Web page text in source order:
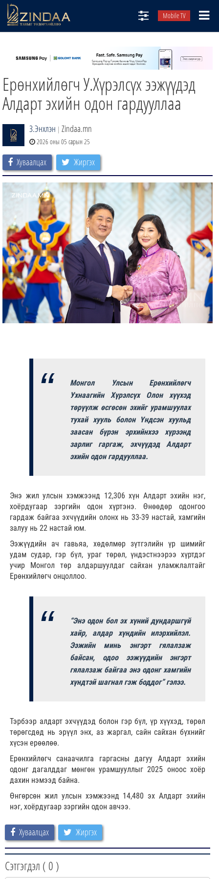
Mobile TV
ТВ8
ӨГЛӨӨНИЙ СОНИН
АУДИО ЗОХИОЛ
ЗИНДАА СЭТГҮҮЛ
Ерөнхийлөгч У.Хүрэлсүх ээжүүдэд
Алдарт эхийн одон гардууллаа
З.Энхлэн | Zindaa.mn
2026 оны 05 сарын 25
Хуваалцах Жиргэх
Монгол Улсын Ерөнхийлөгч
Ухнаагийн Хүрэлсүх Олон хүүхэд
төрүүлж өсгөсөн эхийг урамшуулах
тухай хууль болон Үндсэн хуульд
заасан бүрэн эрхийнхээ хүрээнд
зарлиг гаргаж, эхчүүдэд Алдарт
эхийн одон гардууллаа.
Энэ жил улсын хэмжээнд 12,306 хүн Алдарт эхийн нэг,
хоёрдугаар зэргийн одон хүртэнэ. Өнөөдөр одонгоо
гардаж байгаа эхчүүдийн олонх нь 33-39 настай, хамгийн
залуу нь 22 настай юм.
Ээжүүдийн ач гавьяа, хөдөлмөр зүтгэлийн үр шимийг
удам судар, гэр бүл, ураг төрөл, үндэстнээрээ хүртдэг
учир Монгол төр алдаршуулдаг сайхан уламжлалтайг
Ерөнхийлөгч онцоллоо.
“Энэ одон бол эх хүний дундаршгүй
хайр, алдар хүндийн илэрхийлэл.
Ээжийн минь энгэрт гялалзаж
байсан, одоо ээжүүдийн энгэрт
гялалзаж байгаа энэ одонг хамгийн
хүндтэй шагнал гэж боддог” гэлээ.
Тэрбээр алдарт эхчүүдэд болон гэр бүл, үр хүүхэд, төрөл
төрөгсдөд нь эрүүл энх, аз жаргал, сайн сайхан бүхнийг
хүсэн ерөөлөө.
Ерөнхийлөгч санаачилга гаргасны дагуу Алдарт эхийн
одонг дагалддаг мөнгөн урамшууллыг 2025 оноос хоёр
дахин нэмээд байна.
Өнгөрсөн жил улсын хэмжээнд 14,480 эх Алдарт эхийн
нэг, хоёрдугаар зэргийн одон авчээ.
Хуваалцах Жиргэх
Сэтгэгдэл ( 0 )